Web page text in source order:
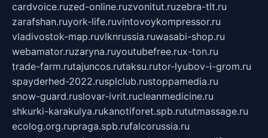
cardvoice.ruzed-online.ruzvonitut.ruzebra-tlt.ru
zarafshan.ruyork-life.ruvintovoykompressor.ru
vladivostok-map.ruvlknrussia.ruwasabi-shop.ru
webamator.ruzaryna.ruyoutubefree.rux-ton.ru
trade-farm.rutajuncos.rutaksu.rutor-lyubov-i-grom.ru
spayderhed-2022.rusplclub.rustoppamedia.ru
snow-guard.ruslovar-ivrit.rucleanmedicine.ru
shkurki-karakulya.rukanotiforet.spb.rututmassage.ru
ecolog.org.rupraga.spb.rufalcorussia.ru